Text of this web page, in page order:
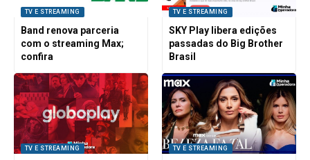
TV E STREAMING
Band renova parceria
com o streaming Max;
confira
TV E STREAMING
SKY Play libera edições
passadas do Big Brother
Brasil
TV E STREAMING TV E STREAMING